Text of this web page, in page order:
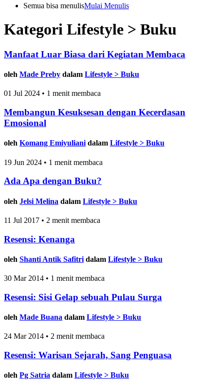
Semua bisa menulisMulai Menulis
Kategori Lifestyle > Buku
Manfaat Luar Biasa dari Kegiatan Membaca
oleh Made Preby dalam Lifestyle > Buku
01 Jul 2024 • 1 menit membaca
Membangun Kesuksesan dengan Kecerdasan
Emosional
oleh Komang Emiyuliani dalam Lifestyle > Buku
19 Jun 2024 • 1 menit membaca
Ada Apa dengan Buku?
oleh Jelsi Melina dalam Lifestyle > Buku
11 Jul 2017 • 2 menit membaca
Resensi: Kenanga
oleh Shanti Antik Safitri dalam Lifestyle > Buku
30 Mar 2014 • 1 menit membaca
Resensi: Sisi Gelap sebuah Pulau Surga
oleh Made Buana dalam Lifestyle > Buku
24 Mar 2014 • 2 menit membaca
Resensi: Warisan Sejarah, Sang Penguasa
oleh Pg Satria dalam Lifestyle > Buku